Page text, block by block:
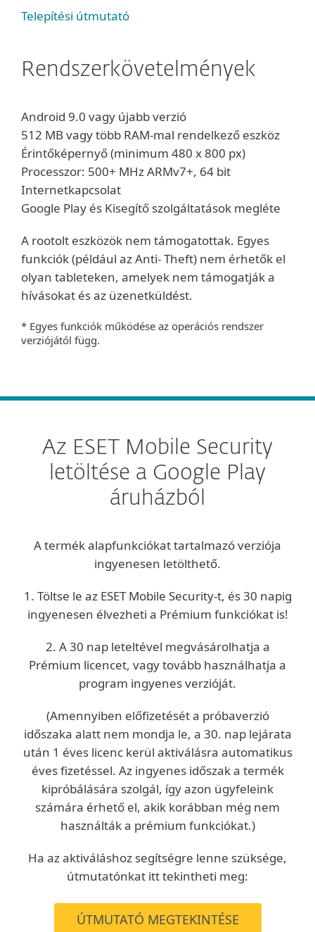
Telepítési útmutató
Rendszerkövetelmények
Android 9.0 vagy újabb verzió
512 MB vagy több RAM-mal rendelkező eszköz
Érintőképernyő (minimum 480 x 800 px)
Processzor: 500+ MHz ARMv7+, 64 bit
Internetkapcsolat
Google Play és Kisegítő szolgáltatások megléte
A rootolt eszközök nem támogatottak. Egyes
funkciók (például az Anti- Theft) nem érhetők el
olyan tableteken, amelyek nem támogatják a
hívásokat és az üzenetküldést.
* Egyes funkciók működése az operációs rendszer
verziójától függ.
Az ESET Mobile Security
letöltése a Google Play
áruházból
A termék alapfunkciókat tartalmazó verziója
ingyenesen letölthető.
1. Töltse le az ESET Mobile Security-t, és 30 napig
ingyenesen élvezheti a Prémium funkciókat is!
2. A 30 nap leteltével megvásárolhatja a
Prémium licencet, vagy tovább használhatja a
program ingyenes verzióját.
(Amennyiben előfizetését a próbaverzió
időszaka alatt nem mondja le, a 30. nap lejárata
után 1 éves licenc kerül aktiválásra automatikus
éves fizetéssel. Az ingyenes időszak a termék
kipróbálására szolgál, így azon ügyfeleink
számára érhető el, akik korábban még nem
használták a prémium funkciókat.)
Ha az aktiváláshoz segítségre lenne szüksége,
útmutatónkat itt tekintheti meg:
ÚTMUTATÓ MEGTEKINTÉSE